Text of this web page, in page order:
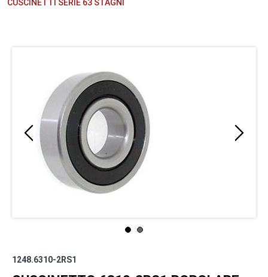
CUSCINETTI SERIE 63 STAGNI
1248.6310-2RS1